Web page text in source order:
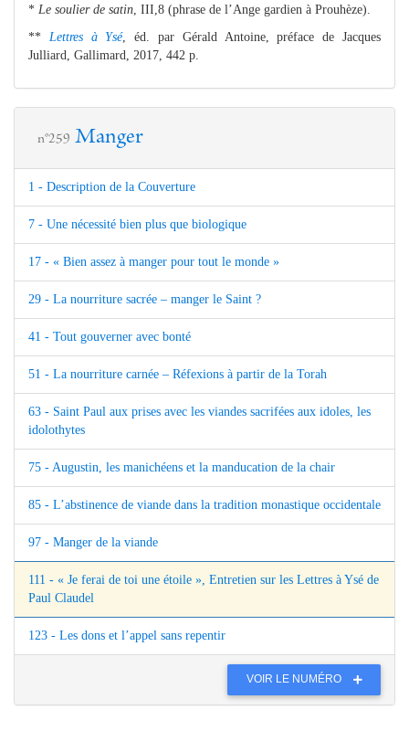
* Le soulier de satin , III,8 (phrase de l’Ange gardien à Prouhèze).
** Lettres à Ysé, éd. par Gérald Antoine, préface de Jacques
Julliard, Gallimard, 2017, 442 p.
n°259 Manger
1 - Description de la Couverture
7 - Une nécessité bien plus que biologique
17 - « Bien assez à manger pour tout le monde »
29 - La nourriture sacrée – manger le Saint ?
41 - Tout gouverner avec bonté
51 - La nourriture carnée – Réfexions à partir de la Torah
63 - Saint Paul aux prises avec les viandes sacrifées aux idoles, les
idolothytes
75 - Augustin, les manichéens et la manducation de la chair
85 - L’abstinence de viande dans la tradition monastique occidentale
97 - Manger de la viande
111 - « Je ferai de toi une étoile », Entretien sur les Lettres à Ysé de
Paul Claudel
123 - Les dons et l’appel sans repentir
VOIR LE NUMÉRO